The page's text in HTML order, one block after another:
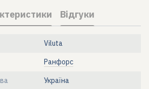
Відгуки
Viluta
Ранфорс
Україна